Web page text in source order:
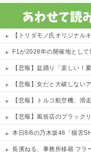
【トリダモノ氏オリジナルキャラクタ
F1が2028年の開催地として協議中の場所
【悲報】盆踊り「楽しい！夏
【悲報】女だと大破しないアンドロイ
【悲報】トルコ航空機、滑走路
【悲報】風俗店のブラックリスト、
本日8/6の乃木坂46「猫舌
長濱ねる、事務所移籍 フラ